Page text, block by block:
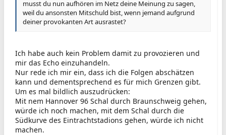
musst du nun aufhören im Netz deine Meinung zu sagen,
weil du ansonsten Mitschuld bist, wenn jemand aufgrund
deiner provokanten Art ausrastet?
Ich habe auch kein Problem damit zu provozieren und
mir das Echo einzuhandeln.
Nur rede ich mir ein, dass ich die Folgen abschätzen
kann und dementsprechend es für mich Grenzen gibt.
Um es mal bildlich auszudrücken:
Mit nem Hannover 96 Schal durch Braunschweig gehen,
würde ich noch machen, mit dem Schal durch die
Südkurve des Eintrachtstadions gehen, würde ich nicht
machen.